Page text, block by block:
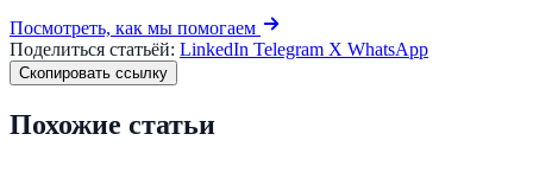
Посмотреть, как мы помогаем
Поделиться статьёй: LinkedIn Telegram X WhatsApp
Скопировать ссылку
Похожие статьи